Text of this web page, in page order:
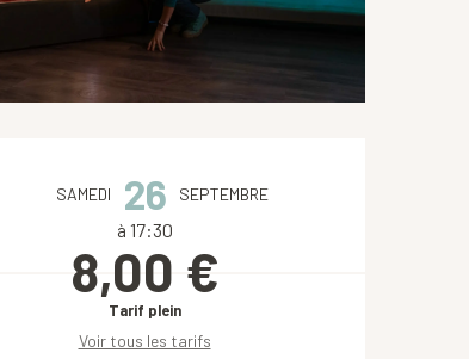
et coordonnées
SAMEDI 26 SEPTEMBRE
à 17:30
8,00 €
Tarif plein
Voir tous les tarifs